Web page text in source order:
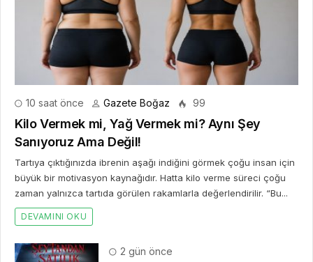
10 saat önce Gazete Boğaz 99
Kilo Vermek mi, Yağ Vermek mi? Aynı Şey
Sanıyoruz Ama Değil!
Tartıya çıktığınızda ibrenin aşağı indiğini görmek çoğu insan için
büyük bir motivasyon kaynağıdır. Hatta kilo verme süreci çoğu
zaman yalnızca tartıda görülen rakamlarla değerlendirilir. “Bu...
DEVAMINI OKU
2 gün önce